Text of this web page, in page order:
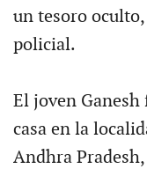
un tesoro
policial.
El joven Ganesh
casa en la
Andhra